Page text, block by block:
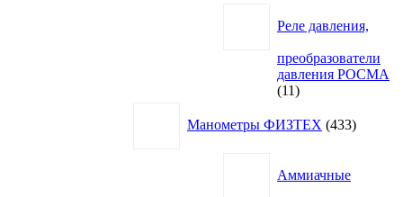
Реле давления,
преобразователи
давления РОСМА
1111
Манометры ФИЗТЕХ 433товара
Аммиачные